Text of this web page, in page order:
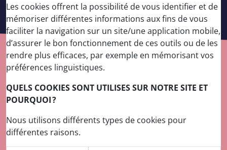
Les cookies offrent la possibilité de vous identifier et de
mémoriser différentes informations aux fins de vous
faciliter la navigation sur un site/une application mobile,
d’assurer le bon fonctionnement de ces outils ou de les
rendre plus efficaces, par exemple en mémorisant vos
préférences linguistiques.
QUELS COOKIES SONT UTILISES SUR NOTRE SITE ET
POURQUOI ?
Nous utilisons différents types de cookies pour
différentes raisons.